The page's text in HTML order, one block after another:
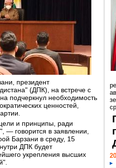
президент
(ДПК), на встрече с
подчеркнул необходимость
ценностей,
и принципы, ради
— говорится в заявлении,
Барзани в среду, 15
ДПК будет
укрепления высших